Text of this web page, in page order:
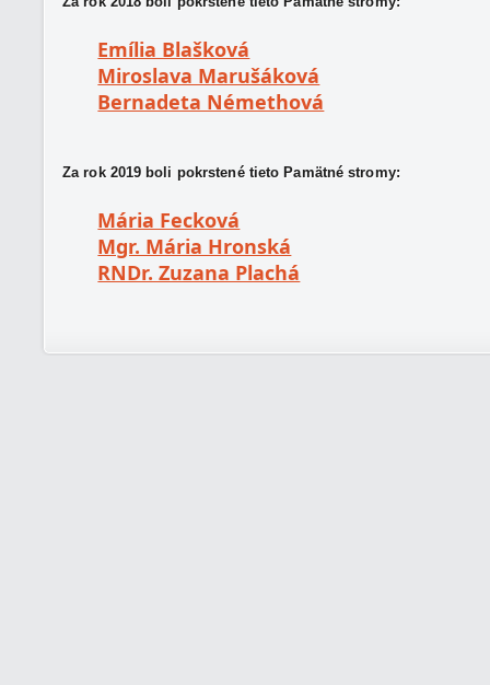
Emília Blašková
Miroslava Marušáková
Bernadeta Némethová
Za rok 2019 boli pokrstené tieto Pamätné stromy:
Mária Fecková
Mgr. Mária Hronská
RNDr. Zuzana Plachá